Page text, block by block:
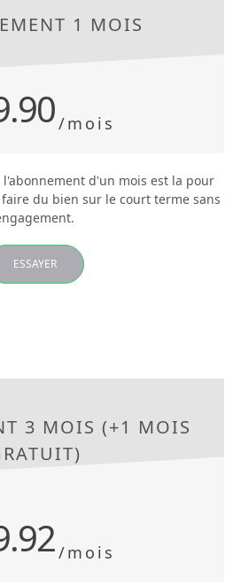
1 MOIS
/mois
l'abonnement d'un mois est la pour
du bien sur le court terme sans
ESSAYER
3 MOIS (+1 MOIS
/mois